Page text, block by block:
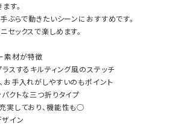
す。
ぶらで動きたいシーンにおすすめです。
セックスで楽しめます。
素材が特徴
ラスするキルティング風のステッチ
お手入れがしやすいのもポイント
パクトな三つ折りタイプ
実しており、機能性も○
イン